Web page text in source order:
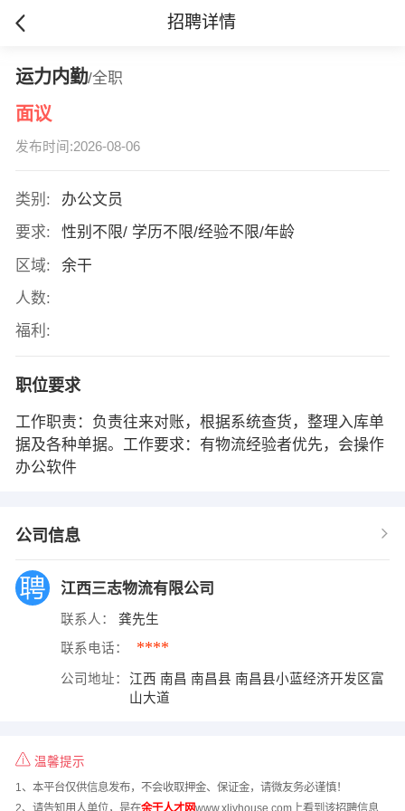
招聘详情
运力内勤/全职
面议
发布时间:2026-08-06
类别:
办公文员
要求:
性别不限/ 学历不限/经验不限/年龄
区域:
余干
人数:
福利:
职位要求
工作职责：负责往来对账，根据系统查货，整理入库单
据及各种单据。工作要求：有物流经验者优先，会操作
办公软件
公司信息
江西三志物流有限公司
联系人： 龚先生
联系电话： ****
公司地址：
江西 南昌 南昌县 南昌县小蓝经济开发区富
山大道
温馨提示
1、本平台仅供信息发布，不会收取押金、保证金，请微友务必谨慎！
2、请告知用人单位，是在余干人才网www.xljyhouse.com上看到该招聘信息